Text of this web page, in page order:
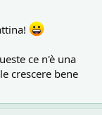
ce n'è una
crescere bene